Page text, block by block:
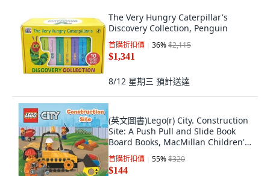
The Very Hungry Caterpillar's
Discovery Collection, Penguin
首購折扣價 36%$2,115
$1,341
8/12 星期三 預計送達
(英文圖書)Lego(r) City. Construction
Site: A Push Pull and Slide Book
Board Books, MacMillan Children's
Books, 英文, 硬頁書
首購折扣價 55%$320
$144